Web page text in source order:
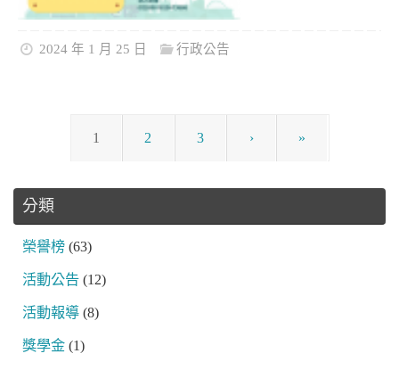
2024 年 1 月 25 日 行政公告
1 2 3 › »
分類
榮譽榜 (63)
活動公告 (12)
活動報導 (8)
獎學金 (1)